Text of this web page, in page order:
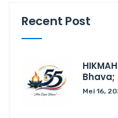
Recent Post
Bhava;
Mei 16,